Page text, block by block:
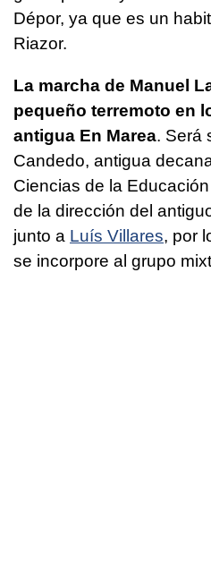
Dépor, ya que es un
Riazor.
La marcha de Manuel
pequeño terremoto en
antigua En Marea. Será
Candedo, antigua
Ciencias de la
de la dirección del
junto a Luís Villares, por
se incorpore al grupo